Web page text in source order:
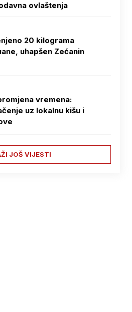
ovlaštenja
20 kilograma
uhapšen Zećanin
vremena:
uz lokalnu kišu i
JOŠ VIJESTI